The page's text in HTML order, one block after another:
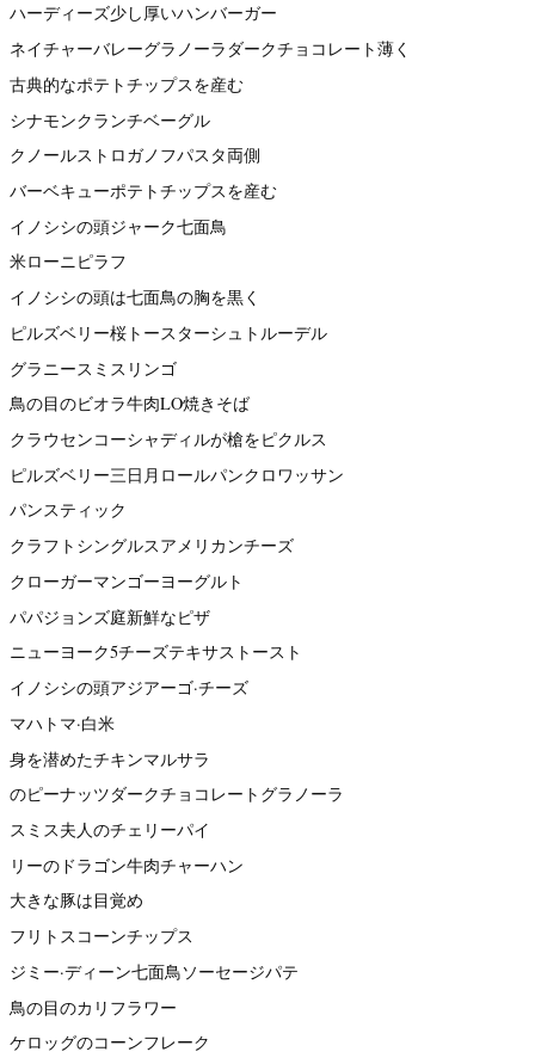
ハーディーズ少し厚いハンバーガー
ネイチャーバレーグラノーラダークチョコレート薄く
古典的なポテトチップスを産む
シナモンクランチベーグル
クノールストロガノフパスタ両側
バーベキューポテトチップスを産む
イノシシの頭ジャーク七面鳥
米ローニピラフ
イノシシの頭は七面鳥の胸を黒く
ピルズベリー桜トースターシュトルーデル
グラニースミスリンゴ
鳥の目のビオラ牛肉LO焼きそば
クラウセンコーシャディルが槍をピクルス
ピルズベリー三日月ロールパンクロワッサン
パンスティック
クラフトシングルスアメリカンチーズ
クローガーマンゴーヨーグルト
パパジョンズ庭新鮮なピザ
ニューヨーク5チーズテキサストースト
イノシシの頭アジアーゴ·チーズ
マハトマ·白米
身を潜めたチキンマルサラ
のピーナッツダークチョコレートグラノーラ
スミス夫人のチェリーパイ
リーのドラゴン牛肉チャーハン
大きな豚は目覚め
フリトスコーンチップス
ジミー·ディーン七面鳥ソーセージパテ
鳥の目のカリフラワー
ケロッグのコーンフレーク